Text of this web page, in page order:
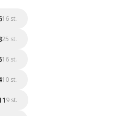
16 st.
25 st.
16 st.
10 st.
9 st.